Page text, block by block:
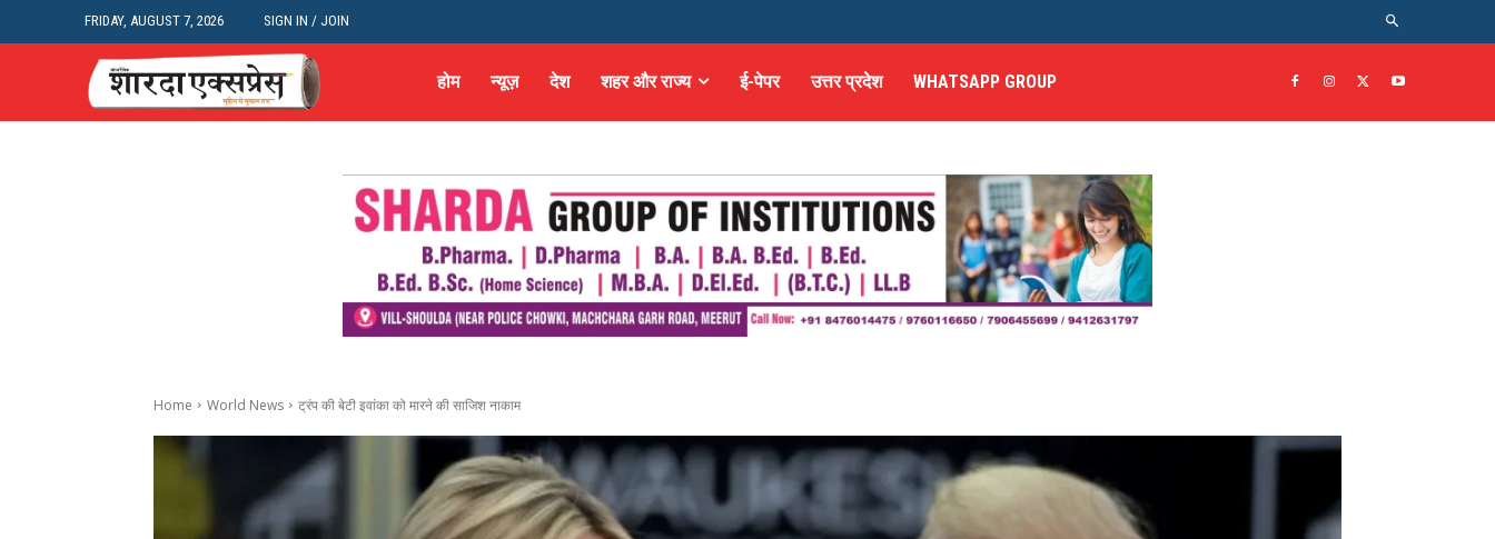
FRIDAY, AUGUST 7, 2026 SIGN IN / JOIN
होम न्यूज़ देश शहर और राज्य ई-पेपर उत्तर प्रदेश WHATSAPP GROUP
Home World News ट्रंप की बेटी इवांका को मारने की साजिश नाकाम